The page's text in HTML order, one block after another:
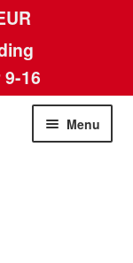
16
Menu